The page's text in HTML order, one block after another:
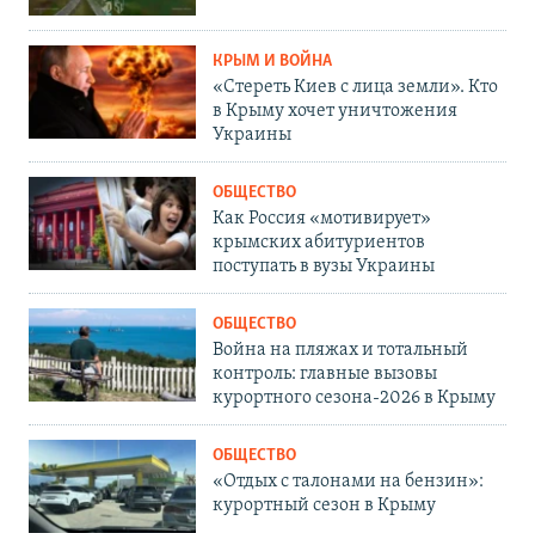
КРЫМ И ВОЙНА
«Стереть Киев с лица земли». Кто
в Крыму хочет уничтожения
Украины
ОБЩЕСТВО
Как Россия «мотивирует»
крымских абитуриентов
поступать в вузы Украины
ОБЩЕСТВО
Война на пляжах и тотальный
контроль: главные вызовы
курортного сезона-2026 в Крыму
ОБЩЕСТВО
«Отдых с талонами на бензин»:
курортный сезон в Крыму